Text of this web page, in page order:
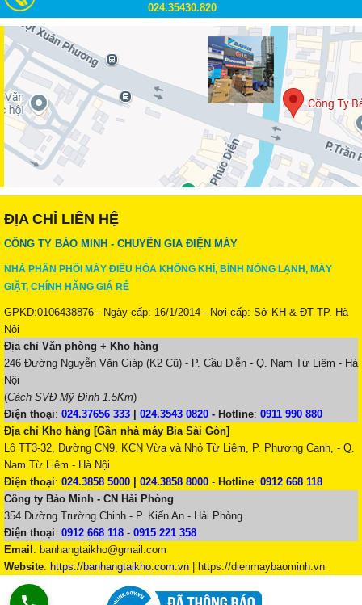
024.35430.820
ĐỊA CHỈ LIÊN HỆ
CÔNG TY BẢO MINH - CHUYÊN GIA ĐIỆN MÁY
NHÀ PHÂN PHỐI MÁY ĐIỀU HÒA KHÔNG KHÍ, BÌNH NÓNG LẠNH, MÁY
GIẶT, CHÍNH HÃNG GIÁ RẺ
GPKD:0106438876 - Ngày cấp: 16/1/2014 - Nơi cấp: Sở KH & ĐT TP. Hà
Nội
Địa chỉ Văn phòng + Kho hàng
246 Đường Nguyễn Văn Giáp (K2 Cũ) - P. Cầu Diễn - Q. Nam Từ Liêm - Hà
Nội
(Cách SVĐ Mỹ Đình 1.5Km)
Điện thoại: 024.37656 333 024.3543 0820 - Hotline: 0911 990 880
Địa chỉ Kho hàng [Gần nhà máy Bia Sài Gòn]
Lô TT3-32, Đường CN9, KCN Vừa và Nhỏ Từ Liêm, P. Phương Canh, - Q.
Nam Từ Liêm - Hà Nội
Điện thoại: 024.3858 5000 024.3858 8000 - Hotline: 0912 668 118
Công ty Bảo Minh - CN Hải Phòng
354 Đường Trường Chinh - P. Kiến An - Hải Phòng
Điện thoại: 0912 668 118 - 0915 221 358
Email : banhangtaikho@gmail.com
Website: https://banhangtaikho.com.vn | https://dienmaybaominh.vn